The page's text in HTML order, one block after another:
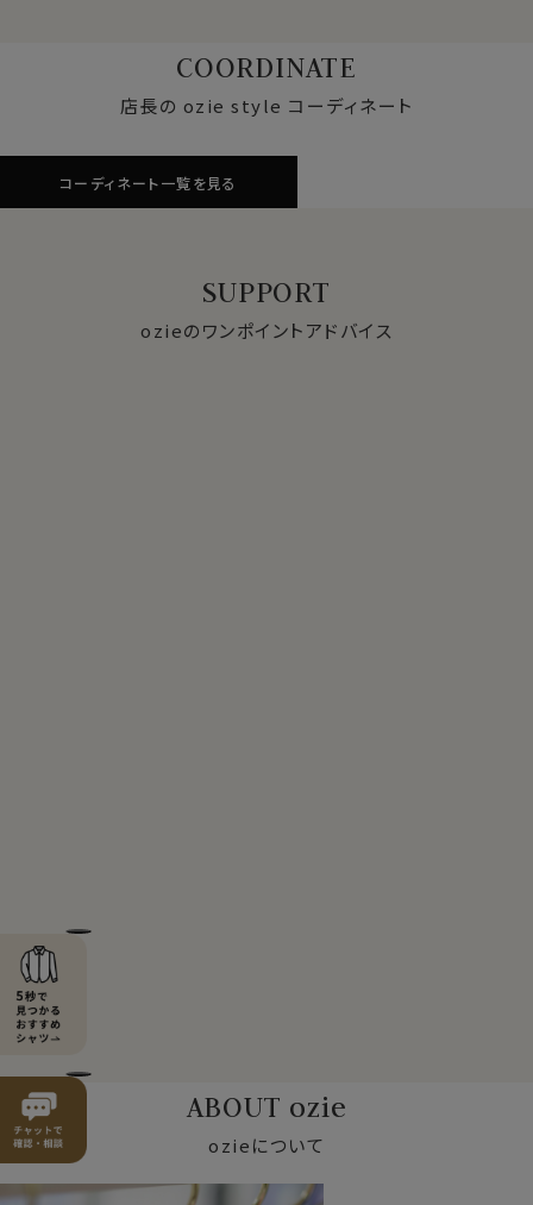
COORDINATE
店長の ozie style コーディネート
コーディネート一覧を見る
SUPPORT
ozieのワンポイントアドバイス
ABOUT ozie
ozieについて